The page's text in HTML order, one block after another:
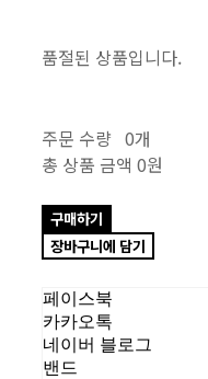
품절된 상품입니다.
주문 수량 0개
총 상품 금액 0원
구매하기
장바구니에 담기
페이스북
카카오톡
네이버 블로그
밴드